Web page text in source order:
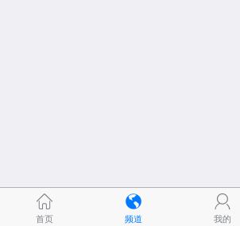
首页 频道 我的